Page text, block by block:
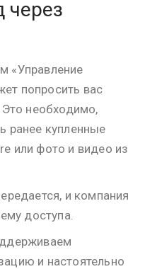
через
«Управление
попросить вас
Это необходимо,
ранее купленные
или фото и видео из
и компания
доступа.
и настоятельно